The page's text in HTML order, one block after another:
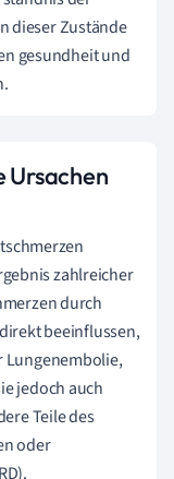
dieser Zustände
gesundheit und
Ursachen
zahlreicher
durch
direkt beeinflussen,
Lungenembolie,
jedoch auch
Teile des
oder